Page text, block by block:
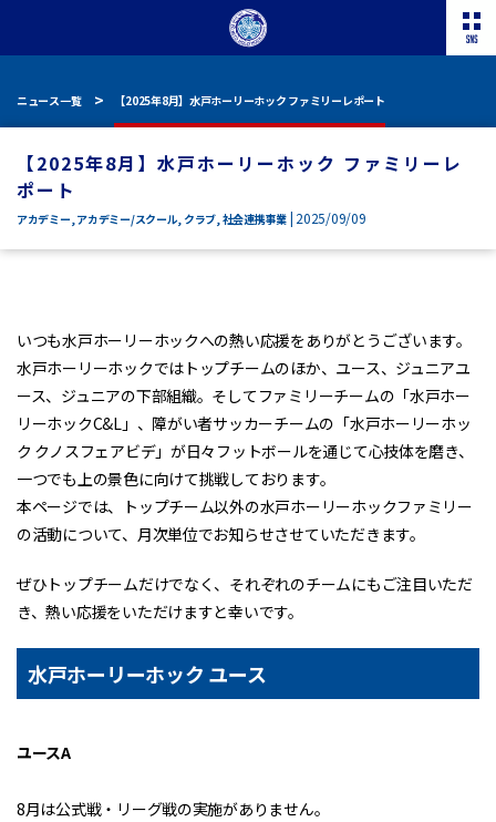
ニュース一覧 【2025年8月】水戸ホーリーホック ファミリーレポート
【2025年8月】水戸ホーリーホック ファミリーレ
ポート
アカデミー,アカデミー/スクール, クラブ,社会連携事業| 2025/09/09
いつも水戸ホーリーホックへの熱い応援をありがとうございます。
水戸ホーリーホックではトップチームのほか、ユース、ジュニアユ
ース、ジュニアの下部組織。そしてファミリーチームの「水戸ホー
リーホックC&L」、障がい者サッカーチームの「水戸ホーリーホッ
ク クノスフェアビデ」が日々フットボールを通じて心技体を磨き、
一つでも上の景色に向けて挑戦しております。
本ページでは、トップチーム以外の水戸ホーリーホックファミリー
の活動について、月次単位でお知らせさせていただきます。
ぜひトップチームだけでなく、それぞれのチームにもご注目いただ
き、熱い応援をいただけますと幸いです。
水戸ホーリーホック ユース
ユースA
8月は公式戦・リーグ戦の実施がありません。